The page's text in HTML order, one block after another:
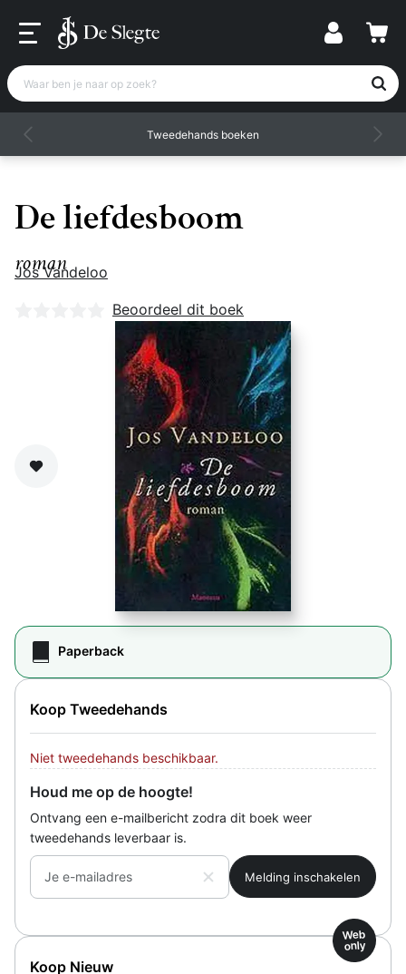
Waar ben je naar op zoek?
Tweedehands boeken
De liefdesboom
roman
Jos Vandeloo
Nog geen beoordelingen
Beoordeel dit boek
Zet op verlanglijst
Paperback
Koop Tweedehands
Niet tweedehands beschikbaar.
Houd me op de hoogte!
Ontvang een e-mailbericht zodra dit boek weer
tweedehands leverbaar is.
Je e-mailadres
Koop Nieuw
Web
only